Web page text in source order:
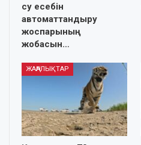
су есебін
автоматтандыру
жоспарының
жобасын…
ЖАҢАЛЫҚТАР